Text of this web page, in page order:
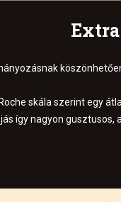
Extra
skála szerint egy
így nagyon